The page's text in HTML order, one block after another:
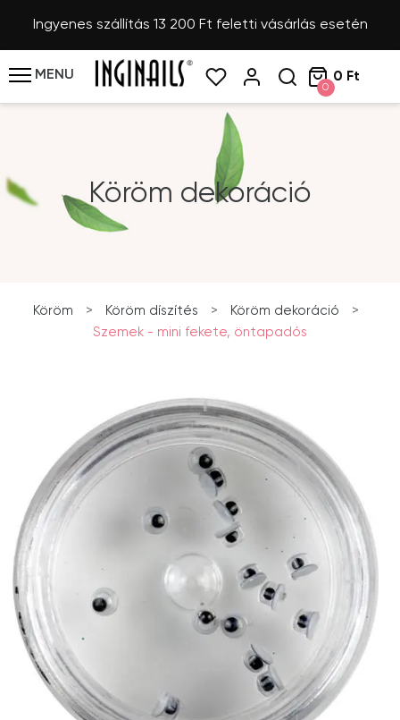
Ingyenes szállítás 13 200 Ft feletti vásárlás esetén
MENU
0
0 Ft
Köröm dekoráció
Köröm > Köröm díszítés > Köröm dekoráció
>
Szemek - mini fekete, öntapadós